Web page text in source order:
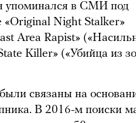
упоминался в СМИ под
Night Stalker»
Area Rapist»
Killer» («Убийца из
связаны на
В 2016-м поиски